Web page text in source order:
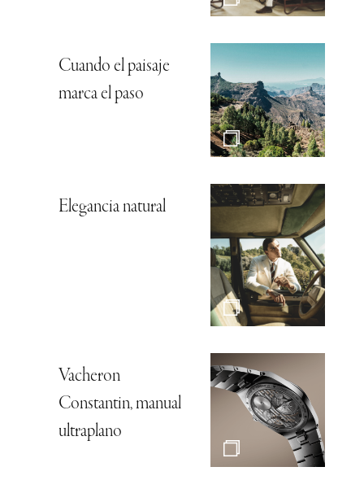
Cuando el paisaje
marca el paso
Elegancia natural
Vacheron
Constantin, manual
ultraplano